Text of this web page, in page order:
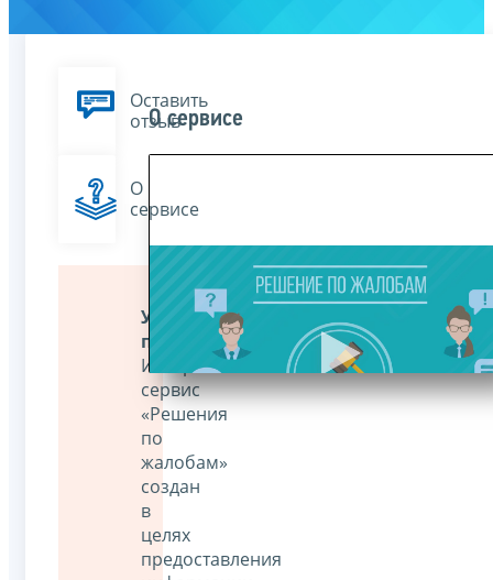
Оставить
отзыв
О
сервисе
Уважаемые
пользователи!
Интернет-
сервис
«Решения
по
жалобам»
создан
в
целях
предоставления
О сервисе